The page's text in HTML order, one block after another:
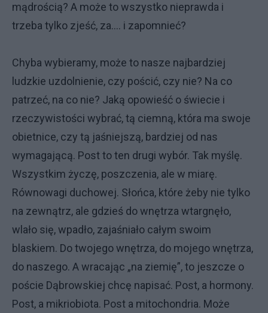
mądrością? A może to wszystko nieprawda i
trzeba tylko zjeść, za…. i zapomnieć?
Chyba wybieramy, może to nasze najbardziej
ludzkie uzdolnienie, czy pościć, czy nie? Na co
patrzeć, na co nie? Jaką opowieść o świecie i
rzeczywistości wybrać, tą ciemną, która ma swoje
obietnice, czy tą jaśniejszą, bardziej od nas
wymagającą. Post to ten drugi wybór. Tak myślę.
Wszystkim życzę, poszczenia, ale w miarę.
Równowagi duchowej. Słońca, które żeby nie tylko
na zewnątrz, ale gdzieś do wnętrza wtargnęło,
wlało się, wpadło, zajaśniało całym swoim
blaskiem. Do twojego wnętrza, do mojego wnętrza,
do naszego. A wracając „na ziemię”, to jeszcze o
poście Dąbrowskiej chcę napisać. Post, a hormony.
Post, a mikriobiota. Post a mitochondria. Może